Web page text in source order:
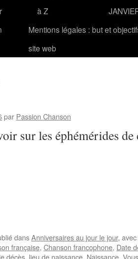
à Z
Mentions légales : but et
site web
par Passion Chanson
sur les éphémérides
dansAnniversaires au jour le jour,
française, Chanson francophone, Date
décès, lieu de naissance, Naissance.